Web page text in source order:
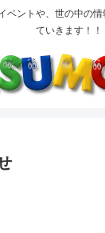
ベントや、世の中の
ていきます！！